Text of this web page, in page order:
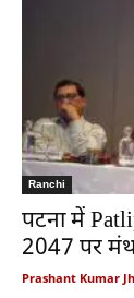
Ranchi
पटना में
2047 पर
Prashant Kumar